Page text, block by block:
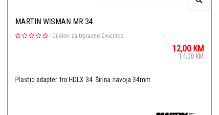
MARTIN WISMAN MR 34
- Dijelovi za Ugradne Zvučnike
12,00 KM
14,00KM
Plastic adapter fro HDLX 34 Širina navoja 34mm